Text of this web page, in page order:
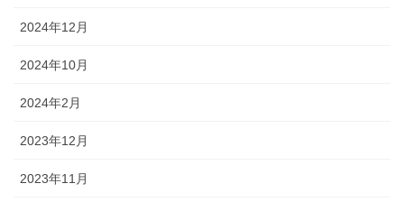
2024年12月
2024年10月
2024年2月
2023年12月
2023年11月